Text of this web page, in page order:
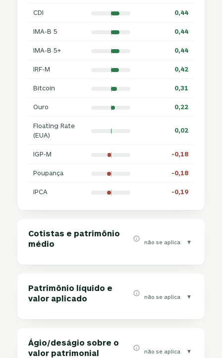
CDI 0,44
IMA-B 5 0,44
IMA-B 5+ 0,44
IRF-M 0,42
Bitcoin 0,31
Ouro 0,22
Floating Rate
(EUA)
0,02
IGP-M -0,18
Poupança -0,18
IPCA -0,19
Cotistas e patrimônio
médio
não se aplica ▾
Patrimônio líquido e
valor aplicado
não se aplica ▾
Ágio/deságio sobre o
valor patrimonial
não se aplica ▾